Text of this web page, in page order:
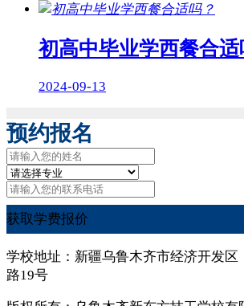
初高中毕业学西餐合适
2024-09-13
预约报名
获取学费报价
学校地址：新疆乌鲁木齐市经济开发区
路19号